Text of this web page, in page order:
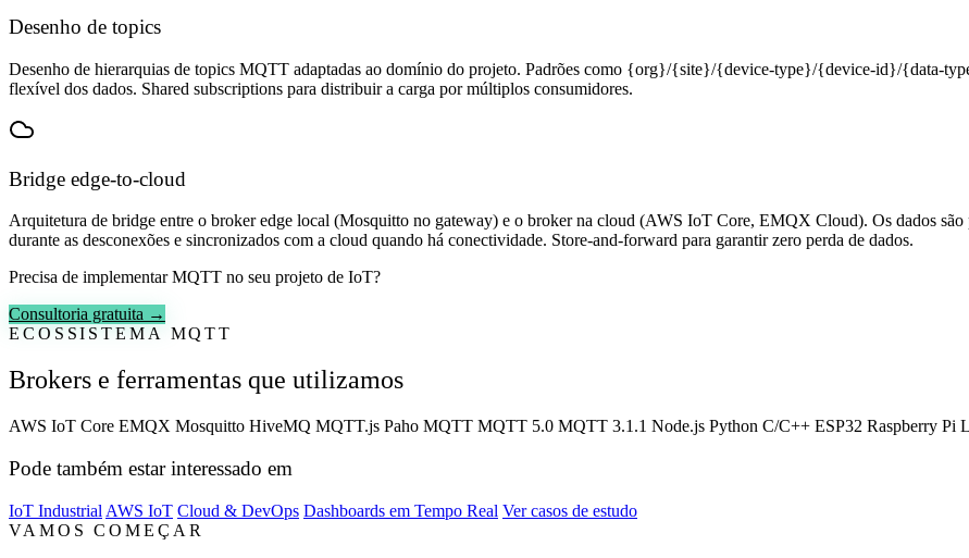
Desenho de topics
Desenho de hierarquias de topics MQTT adaptadas ao domínio do projeto. Padrões como {org}/{site}/{device-type}/{device-id}/{data-
flexível dos dados. Shared subscriptions para distribuir a carga por múltiplos consumidores.
Bridge edge-to-cloud
Arquitetura de bridge entre o broker edge local (Mosquitto no gateway) e o broker na cloud (AWS IoT Core, EMQX Cloud). Os dados
durante as desconexões e sincronizados com a cloud quando há conectividade. Store-and-forward para garantir zero perda de dados.
Precisa de implementar MQTT no seu projeto de IoT?
Consultoria gratuita →
ECOSSISTEMA MQTT
Brokers e ferramentas que utilizamos
AWS IoT Core EMQX Mosquitto HiveMQ MQTT.js Paho MQTT MQTT 5.0 MQTT 3.1.1 Node.js Python C/C++ ESP32 Raspberry Pi
Pode também estar interessado em
IoT Industrial AWS IoT Cloud & DevOps Dashboards em Tempo Real Ver casos de estudo
VAMOS COMEÇAR